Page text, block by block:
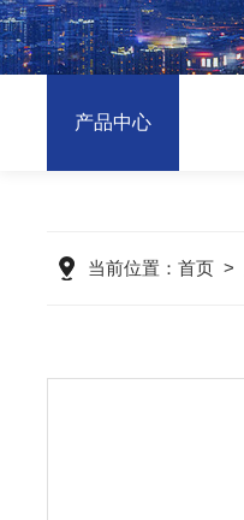
产品中心
当前位置： 首页 >